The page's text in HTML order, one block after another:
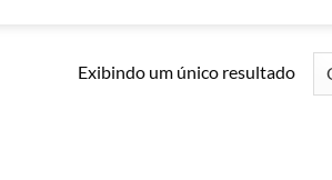
Exibindo um único resultado